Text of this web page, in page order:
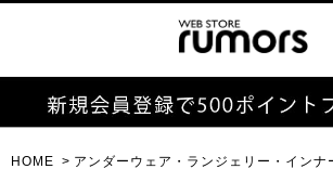
HOME アンダーウェア・ランジェリー・インナ